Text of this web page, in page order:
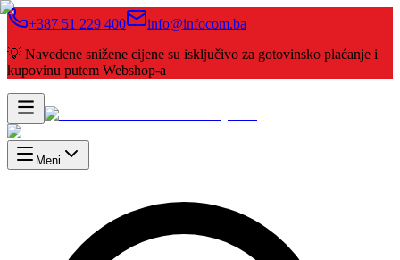
+387 51 229 400
info@infocom.ba
💡 Navedene snižene cijene su isključivo za gotovinsko plaćanje i
kupovinu putem Webshop-a
Meni